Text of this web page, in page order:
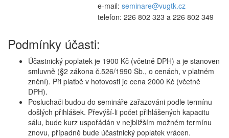
e-mail: seminare@vugtk.cz
telefon: 226 802 323 a 226 802 349
Podmínky účasti:
Účastnický poplatek je 1900 Kč (včetně DPH) a je stanoven
smluvně (§2 zákona č.526/1990 Sb., o cenách, v platném
znění). Při platbě v hotovosti je cena 2000 Kč (včetně
DPH).
Posluchači budou do semináře zařazováni podle termínu
došlých přihlášek. Převýší-li počet přihlášených kapacitu
sálu, bude kurz uspořádán v nejbližším možném termínu
znovu, případně bude účastnický poplatek vrácen.